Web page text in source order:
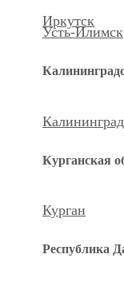
Иркутск
Усть-Илимск
Калининград
Курганская
Курган
Республика